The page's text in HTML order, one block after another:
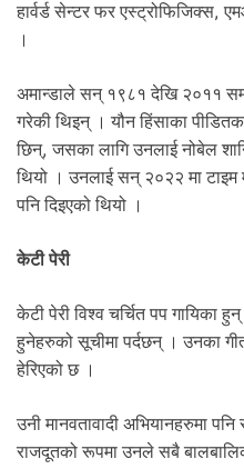
हार्वर्ड सेन्टर फर एस्ट्रोफिजिक्स,
।
अमान्डाले सन् १९८१ देखि २०११
गरेकी थिइन् । यौन हिंसाका
छिन्, जसका लागि उनलाई नोबेल
थियो । उनलाई सन् २०२२ मा टाइम
पनि दिइएको थियो ।
केटी पेरी
केटी पेरी विश्व चर्चित पप गायिका
हुनेहरुको सूचीमा पर्दछन् । उनका
हेरिएको छ ।
उनी मानवतावादी अभियानहरुमा
राजदूतको रूपमा उनले सबै